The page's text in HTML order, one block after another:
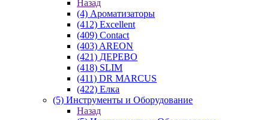
Назад
(4) Ароматизаторы
(412) Excellent
(409) Contact
(403) AREON
(421) ДЕРЕВО
(418) SLIM
(411) DR MARCUS
(422) Елка
(5) Инструменты и Оборудование
Назад